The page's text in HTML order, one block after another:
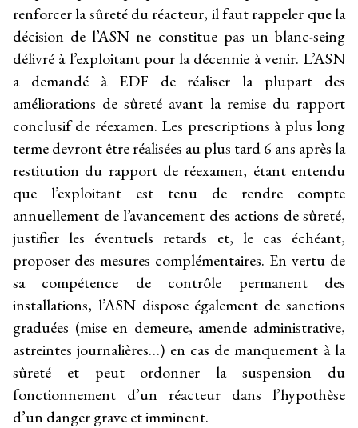
renforcer la sûreté du réacteur, il faut rappeler que la
décision de l’ASN ne constitue pas un blanc-seing
délivré à l’exploitant pour la décennie à venir. L’ASN
a demandé à EDF de réaliser la plupart des
améliorations de sûreté avant la remise du rapport
conclusif de réexamen. Les prescriptions à plus long
terme devront être réalisées au plus tard 6 ans après la
restitution du rapport de réexamen, étant entendu
que l’exploitant est tenu de rendre compte
annuellement de l’avancement des actions de sûreté,
justifier les éventuels retards et, le cas échéant,
proposer des mesures complémentaires. En vertu de
sa compétence de contrôle permanent des
installations, l’ASN dispose également de sanctions
graduées (mise en demeure, amende administrative,
astreintes journalières…) en cas de manquement à la
sûreté et peut ordonner la suspension du
fonctionnement d’un réacteur dans l’hypothèse
d’un danger grave et imminent.